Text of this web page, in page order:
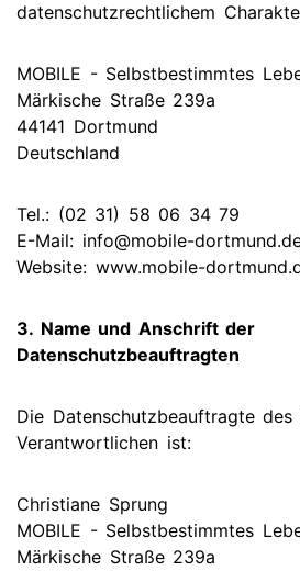
datenschutzrechtlichem
MOBILE - Selbstbestimmtes
Märkische Straße 239a
44141 Dortmund
Deutschland
Tel.: (02 31) 58 06 34 79
E-Mail: info@mobile-
Website: www.mobile-
3. Name und Anschrift der
Datenschutzbeauftragten
Die Datenschutzbeauftragte
Verantwortlichen ist:
Christiane Sprung
MOBILE - Selbstbestimmtes
Märkische Straße 239a